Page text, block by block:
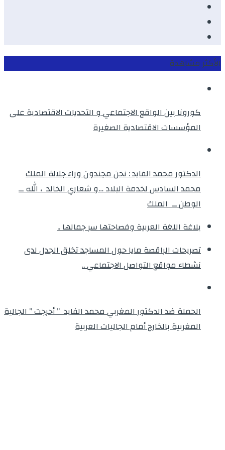
الأكثر مشاهدة
كورونا بين الواقع الاجتماعي و التحديات الاقتصادية على
المؤسسات الاقتصادية الصغيرة
الدكتور محمد الفايد : نحن مجندون وراء جلالة الملك
محمد السادس لخدمة البلاد …و شعاري الخالد ، الله ــ
الوطن ــ الملك
بلاغة اللغة العربية وفصاحتها سر جمالها ..
تصريحات الراقصة مايا حول المساجد تخلق الجدل لدى
نشطاء مواقع التواصل الاجتماعي ..
الحملة ضد الدكتور المغربي محمد الفايد ” أحرجت ” الجالية
المغربية بالخارج أمام الجاليات العربية